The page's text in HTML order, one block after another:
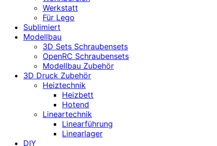
Werkstatt
Für Lego
Sublimiert
Modellbau
3D Sets Schraubensets
OpenRC Schraubensets
Modellbau Zubehör
3D Druck Zubehör
Heiztechnik
Heizbett
Hotend
Lineartechnik
Linearführung
Linearlager
DIY